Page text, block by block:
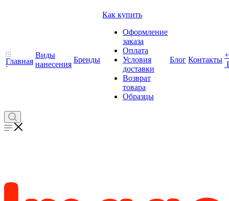
Главная
Виды
нанесения
Бренды
Как купить
Оформление
заказа
Оплата
Условия
доставки
Возврат
товара
Образцы
Блог Контакты
+